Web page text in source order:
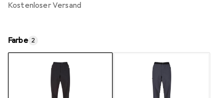
kostenloser Versand
Farbe 2